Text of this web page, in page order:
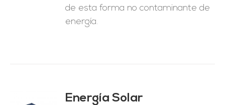
de esta forma no contaminante de
energía.
Energía Solar